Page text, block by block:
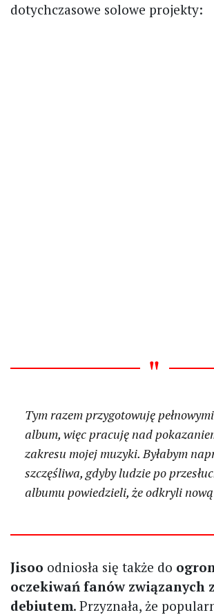
dotychczasowe solowe projekty:
Tym razem przygotowuję
album, więc pracuję nad
zakresu mojej muzyki. Byłabym
szczęśliwa, gdyby ludzie po
albumu powiedzieli, że odkryli
Jisoo odniosła się także do
oczekiwań fanów związanych
debiutem. Przyznała, że